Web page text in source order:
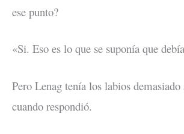
ese punto?
«Si. Eso es lo que se suponía que
Pero Lenag tenía los labios demasiado
cuando respondió.